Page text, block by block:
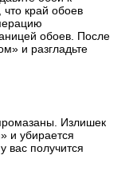
обоев с
полосу к
и ровно
держать
а движение –
полотнищу.
край обоев
обоев. После
и разгладьте